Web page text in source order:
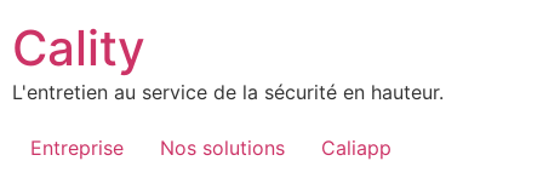
au
contenu
Cality
L'entretien au service de la sécurité en hauteur.
Entreprise Nos solutions
Caliapp